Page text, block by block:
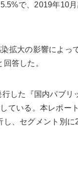
で、2019年10
拡大の影響によっ
答した。
した『国内パブリ
ている。本レポー
、セグメント別